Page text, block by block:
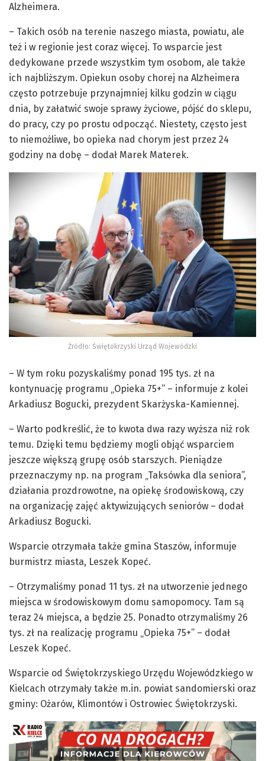
Alzheimera.
– Takich osób na terenie naszego miasta, powiatu, ale
też i w regionie jest coraz więcej. To wsparcie jest
dedykowane przede wszystkim tym osobom, ale także
ich najbliższym. Opiekun osoby chorej na Alzheimera
często potrzebuje przynajmniej kilku godzin w ciągu
dnia, by załatwić swoje sprawy życiowe, pójść do sklepu,
do pracy, czy po prostu odpocząć. Niestety, często jest
to niemożliwe, bo opieka nad chorym jest przez 24
godziny na dobę – dodał Marek Materek.
Źródło: Świętokrzyski Urząd Wojewódzki
– W tym roku pozyskaliśmy ponad 195 tys. zł na
kontynuację programu „Opieka 75+” – informuje z kolei
Arkadiusz Bogucki, prezydent Skarżyska-Kamiennej.
– Warto podkreślić, że to kwota dwa razy wyższa niż rok
temu. Dzięki temu będziemy mogli objąć wsparciem
jeszcze większą grupę osób starszych. Pieniądze
przeznaczymy np. na program „Taksówka dla seniora”,
działania prozdrowotne, na opiekę środowiskową, czy
na organizację zajęć aktywizujących seniorów – dodał
Arkadiusz Bogucki.
Wsparcie otrzymała także gmina Staszów, informuje
burmistrz miasta, Leszek Kopeć.
– Otrzymaliśmy ponad 11 tys. zł na utworzenie jednego
miejsca w środowiskowym domu samopomocy. Tam są
teraz 24 miejsca, a będzie 25. Ponadto otrzymaliśmy 26
tys. zł na realizację programu „Opieka 75+” – dodał
Leszek Kopeć.
Wsparcie od Świętokrzyskiego Urzędu Wojewódzkiego w
Kielcach otrzymały także m.in. powiat sandomierski oraz
gminy: Ożarów, Klimontów i Ostrowiec Świętokrzyski.